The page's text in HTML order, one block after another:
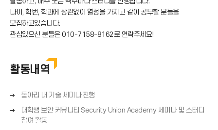
나이, 학번, 학과에 상관없이 열정을 가지고 같이 공부할 분들을
모집하고있습니다.
관심있으신 분들은 010-7158-8162로 연락주세요!
활동내역
오
른
쪽
화
동아리 내 기술 세미나 진행
오
른
대학생 보안 커뮤니티 Security Union Academy 세미나 및 스터디
참여 활동